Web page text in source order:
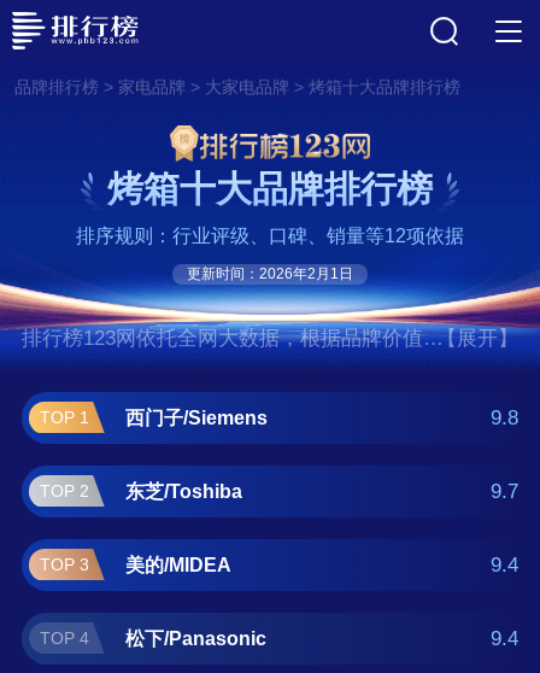
品牌排行榜> 家电品牌 > 大家电品牌 > 烤箱十大品牌排行榜
烤箱十大品牌排行榜
排序规则：行业评级、口碑、销量等12项依据
更新时间：2026年2月1日
排行榜123网依托全网大数据，根据品牌价值、
口碑评价等多项指数评选出了烤箱十大品牌排
行榜,前十名分别是西门子/Siemens、东
芝/Toshiba、美的/MIDEA、松下/Panasonic、
老板/ROBAM、格兰仕/Galanz、苏泊
尔/SUPOR、海氏/Hauswirt、长帝/changdi、方
太/Fotile。如果您正在查找烤箱什么牌子好？那
么本烤箱十大品牌榜单可供您作为选购参考，
我们致力于用最真实的用户数据推荐口碑最好
的烤箱品牌，让您选得放心。(榜单每月更新一
【展开】
TOP 1 西门子/Siemens 9.8
TOP 2 东芝/Toshiba 9.7
TOP 3 美的/MIDEA 9.4
TOP 4 松下/Panasonic 9.4